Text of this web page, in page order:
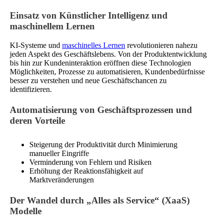
Einsatz von Künstlicher Intelligenz und
maschinellem Lernen
KI-Systeme und maschinelles Lernen revolutionieren nahezu
jeden Aspekt des Geschäftslebens. Von der Produktentwicklung
bis hin zur Kundeninteraktion eröffnen diese Technologien
Möglichkeiten, Prozesse zu automatisieren, Kundenbedürfnisse
besser zu verstehen und neue Geschäftschancen zu
identifizieren.
Automatisierung von Geschäftsprozessen und
deren Vorteile
Steigerung der Produktivität durch Minimierung
manueller Eingriffe
Verminderung von Fehlern und Risiken
Erhöhung der Reaktionsfähigkeit auf
Marktveränderungen
Der Wandel durch „Alles als Service“ (XaaS)
Modelle